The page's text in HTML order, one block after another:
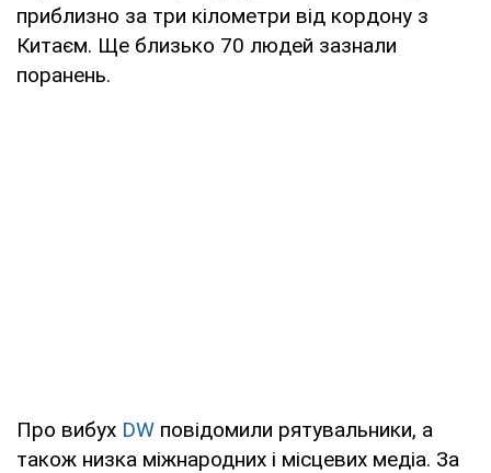
приблизно за три кілометри від кордону з
Китаєм. Ще близько 70 людей зазнали
поранень.
Про вибух DW повідомили рятувальники, а
також низка міжнародних і місцевих медіа. За